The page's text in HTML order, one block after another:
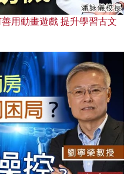
用動畫遊戲 提升學習古文